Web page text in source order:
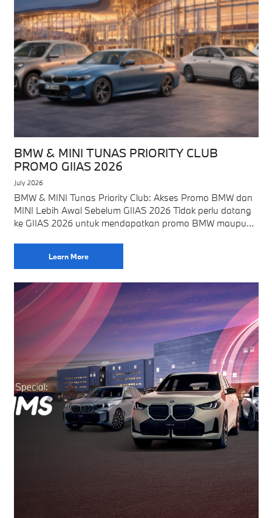
BMW & MINI TUNAS PRIORITY CLUB
PROMO GIIAS 2026
July 2026
BMW & MINI Tunas Priority Club: Akses Promo BMW dan
MINI Lebih Awal Sebelum GIIAS 2026 Tidak perlu datang
ke GIIAS 2026 untuk mendapatkan promo BMW maupun
Learn More